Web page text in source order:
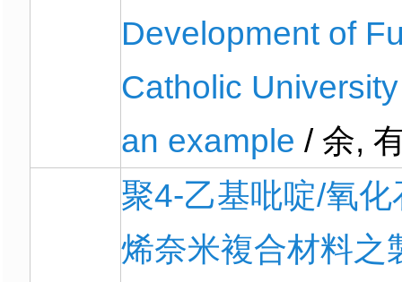
Development of
Catholic
an example / 余,
聚4-乙基吡啶/氧化
烯奈米複合材料之